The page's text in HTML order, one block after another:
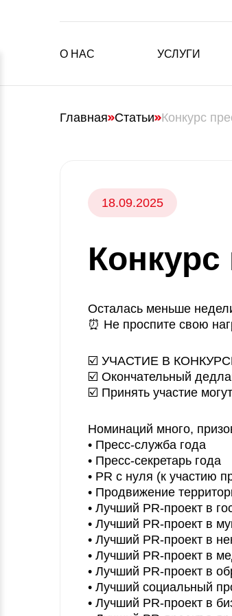
О НАС УСЛУГИ
Главная Статьи Конкурс
18.09.2025
Конкурс
Осталась меньше
⏰ Не проспите свою
☑️ УЧАСТИЕ В
☑️ Окончательный
☑️ Принять участие
Номинаций много,
• Пресс-служба года
• Пресс-секретарь года
• PR с нуля (к участию
• Продвижение
• Лучший PR-проект в
• Лучший PR-проект в
• Лучший PR-проект в
• Лучший PR-проект в
• Лучший PR-проект в
• Лучший социальный
• Лучший PR-проект в